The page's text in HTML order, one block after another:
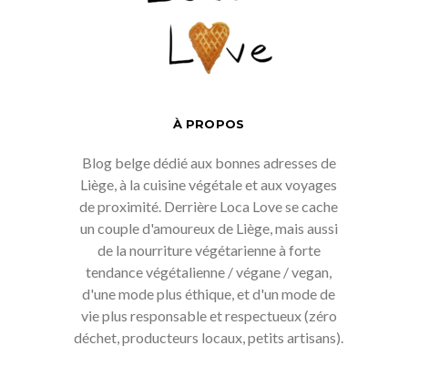
À PROPOS
Blog belge dédié aux bonnes adresses de
Liège, à la cuisine végétale et aux voyages
de proximité. Derrière Loca Love se cache
un couple d'amoureux de Liège, mais aussi
de la nourriture végétarienne à forte
tendance végétalienne / végane / vegan,
d'une mode plus éthique, et d'un mode de
vie plus responsable et respectueux (zéro
déchet, producteurs locaux, petits artisans).